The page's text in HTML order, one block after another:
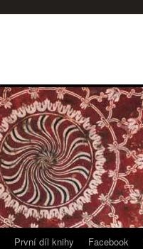
První díl knihy Facebook